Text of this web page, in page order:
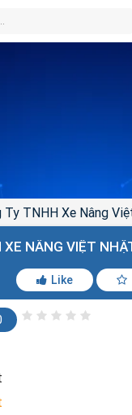
Ty TNHH Xe Nâng
NÂNG VIỆT
Like